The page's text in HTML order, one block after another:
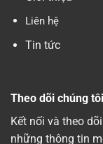
Liên hệ
Tin tức
Theo dõi chúng tôi
Kết nối và theo
những thông tin